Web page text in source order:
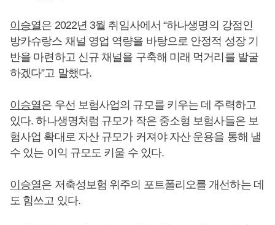
이승열은 2022년 3월 취임사에서 “하나생명의 강점인
방카슈랑스 채널 영업 역량을 바탕으로 안정적 성장 기
반을 마련하고 신규 채널을 구축해 미래 먹거리를 발굴
하겠다”고 말했다.
이승열은 우선 보험사업의 규모를 키우는 데 주력하고
있다. 하나생명처럼 규모가 작은 중소형 보험사들은 보
험사업 확대로 자산 규모가 커져야 자산 운용을 통해 낼
수 있는 이익 규모도 키울 수 있다.
이승열은 저축성보험 위주의 포트폴리오를 개선하는 데
도 힘쓰고 있다.